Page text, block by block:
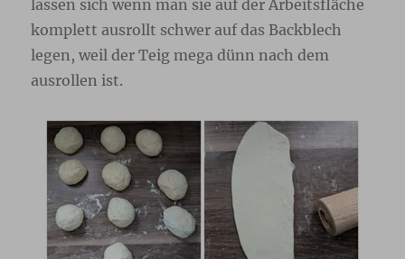
lassen sich wenn man sie auf der Arbeitsfläche
komplett ausrollt schwer auf das Backblech
legen, weil der Teig mega dünn nach dem
ausrollen ist.